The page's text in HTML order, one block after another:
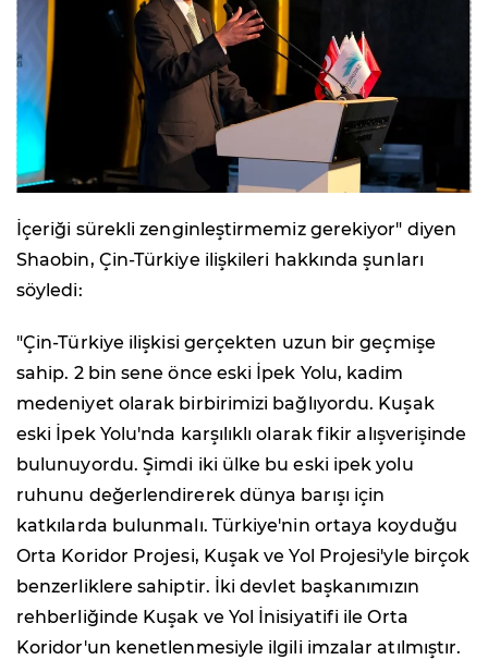
İçeriği sürekli zenginleştirmemiz gerekiyor" diyen
Shaobin, Çin-Türkiye ilişkileri hakkında şunları
söyledi:
"Çin-Türkiye ilişkisi gerçekten uzun bir geçmişe
sahip. 2 bin sene önce eski İpek Yolu, kadim
medeniyet olarak birbirimizi bağlıyordu. Kuşak
eski İpek Yolu'nda karşılıklı olarak fikir alışverişinde
bulunuyordu. Şimdi iki ülke bu eski ipek yolu
ruhunu değerlendirerek dünya barışı için
katkılarda bulunmalı. Türkiye'nin ortaya koyduğu
Orta Koridor Projesi, Kuşak ve Yol Projesi'yle birçok
benzerliklere sahiptir. İki devlet başkanımızın
rehberliğinde Kuşak ve Yol İnisiyatifi ile Orta
Koridor'un kenetlenmesiyle ilgili imzalar atılmıştır.